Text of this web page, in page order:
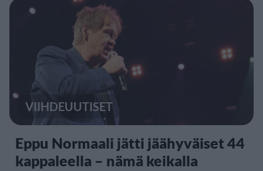
VIIHDEUUTISET
Eppu Normaali jätti jäähyväiset 44
kappaleella – nämä keikalla